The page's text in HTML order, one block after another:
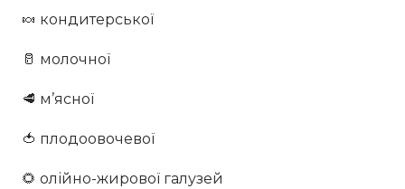
🍬 кондитерської
🥛 молочної
🥩 м’ясної
🍅 плодоовочевої
🌻 олійно-жирової галузей